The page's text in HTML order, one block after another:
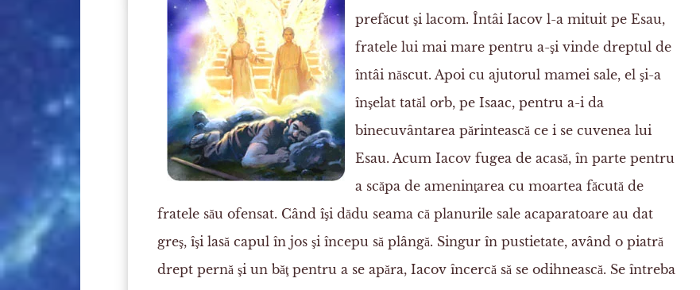
prefăcut şi lacom. Întâi Iacov l-a mituit pe Esau,
fratele lui mai mare pentru a-şi vinde dreptul de
întâi născut. Apoi cu ajutorul mamei sale, el şi-a
înşelat tatăl orb, pe Isaac, pentru a-i da
binecuvântarea părintească ce i se cuvenea lui
Esau. Acum Iacov fugea de acasă, în parte pentru
a scăpa de ameninţarea cu moartea făcută de
fratele său ofensat. Când îşi dădu seama că planurile sale acaparatoare au dat
greş, îşi lasă capul în jos şi începu să plângă. Singur în pustietate, având o piatră
drept pernă şi un băţ pentru a se apăra, Iacov încercă să se odihnească. Se întreba